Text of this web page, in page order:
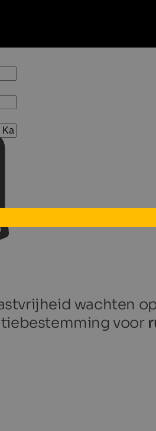
wachten
voor